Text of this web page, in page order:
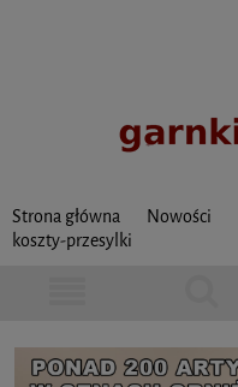
Strona główna Nowości
koszty-przesylki